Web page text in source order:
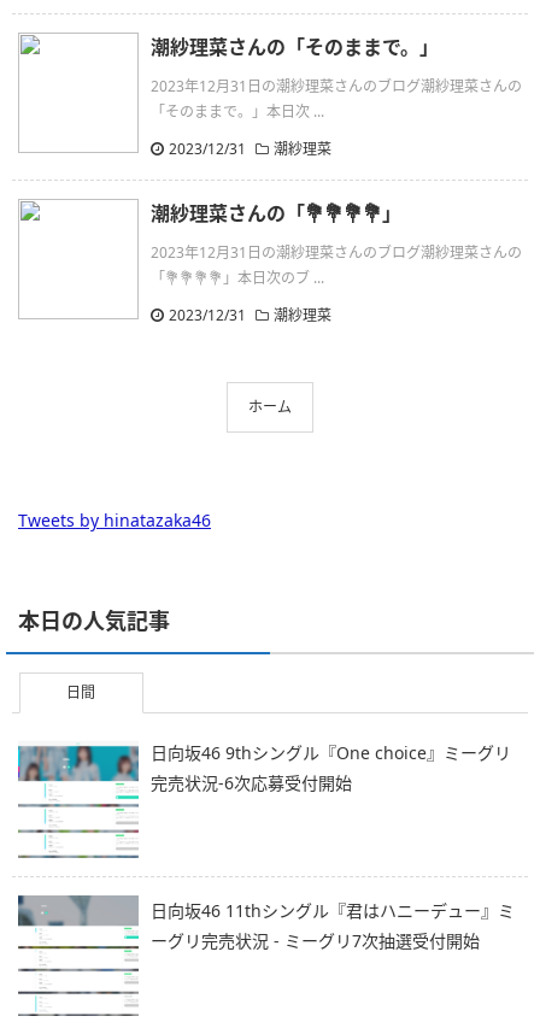
潮紗理菜さんの「そのままで。」
2023年12月31日の潮紗理菜さんのブログ潮紗理菜さんの
「そのままで。」本日次 ...
2023/12/31
潮紗理菜
潮紗理菜さんの「💐💐💐💐」
2023年12月31日の潮紗理菜さんのブログ潮紗理菜さんの
「💐💐💐💐」本日次のブ ...
2023/12/31
潮紗理菜
ホーム
Tweets by hinatazaka46
本日の人気記事
日間
日向坂46 9thシングル『One choice』ミーグリ
完売状況-6次応募受付開始
日向坂46 11thシングル『君はハニーデュー』ミ
ーグリ完売状況 - ミーグリ7次抽選受付開始